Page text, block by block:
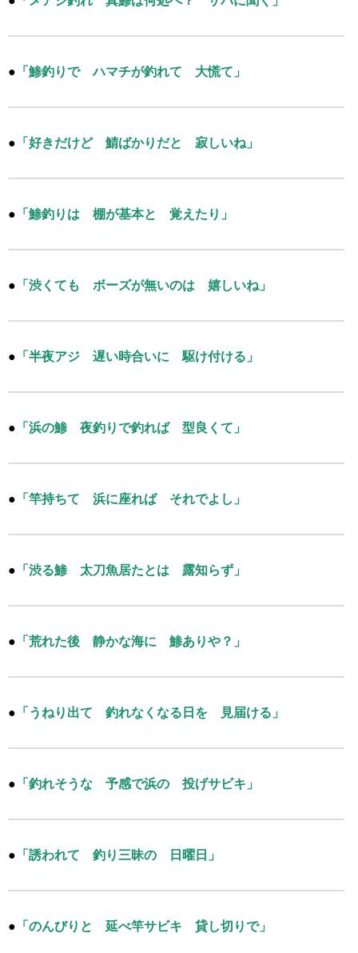
● 「鯵釣りで ハマチが釣れて 大慌て」
● 「好きだけど 鯖ばかりだと 寂しいね」
● 「鯵釣りは 棚が基本と 覚えたり」
● 「渋くても ボーズが無いのは 嬉しいね」
● 「半夜アジ 遅い時合いに 駆け付ける」
● 「浜の鯵 夜釣りで釣れば 型良くて」
● 「竿持ちて 浜に座れば それでよし」
● 「渋る鯵 太刀魚居たとは 露知らず」
● 「荒れた後 静かな海に 鯵ありや？」
● 「うねり出て 釣れなくなる日を 見届ける」
● 「釣れそうな 予感で浜の 投げサビキ」
● 「誘われて 釣り三昧の 日曜日」
● 「のんびりと 延べ竿サビキ 貸し切りで」